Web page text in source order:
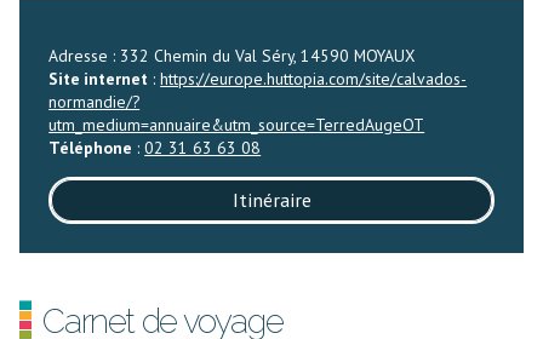
Adresse : 332 Chemin du Val Séry, 14590 MOYAUX
Site internet :https://europe.huttopia.com/site/calvados-
normandie/?
utm_medium=annuaire&utm_source=TerredAugeOT
Téléphone :02 31 63 63 08
Itinéraire
Carnet de voyage